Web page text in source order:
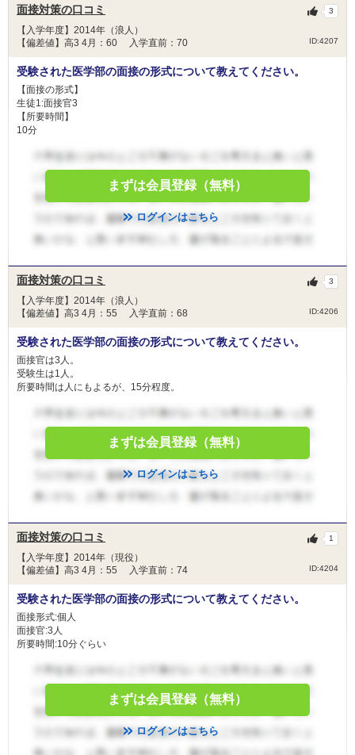
面接対策の口コミ
【入学年度】2014年（浪人）
【偏差値】高3 4月：60 入学直前：70
ID:4207
3
受験された医学部の面接の形式について教えてください。
【面接の形式】
生徒1:面接官3
【所要時間】
10分
まずは会員登録（無料）
ログインはこちら
面接対策の口コミ
【入学年度】2014年（浪人）
【偏差値】高3 4月：55 入学直前：68
ID:4206
3
受験された医学部の面接の形式について教えてください。
面接官は3人。
受験生は1人。
所要時間は人にもよるが、15分程度。
まずは会員登録（無料）
ログインはこちら
面接対策の口コミ
【入学年度】2014年（現役）
【偏差値】高3 4月：55 入学直前：74
ID:4204
1
受験された医学部の面接の形式について教えてください。
面接形式:個人
面接官:3人
所要時間:10分ぐらい
まずは会員登録（無料）
ログインはこちら